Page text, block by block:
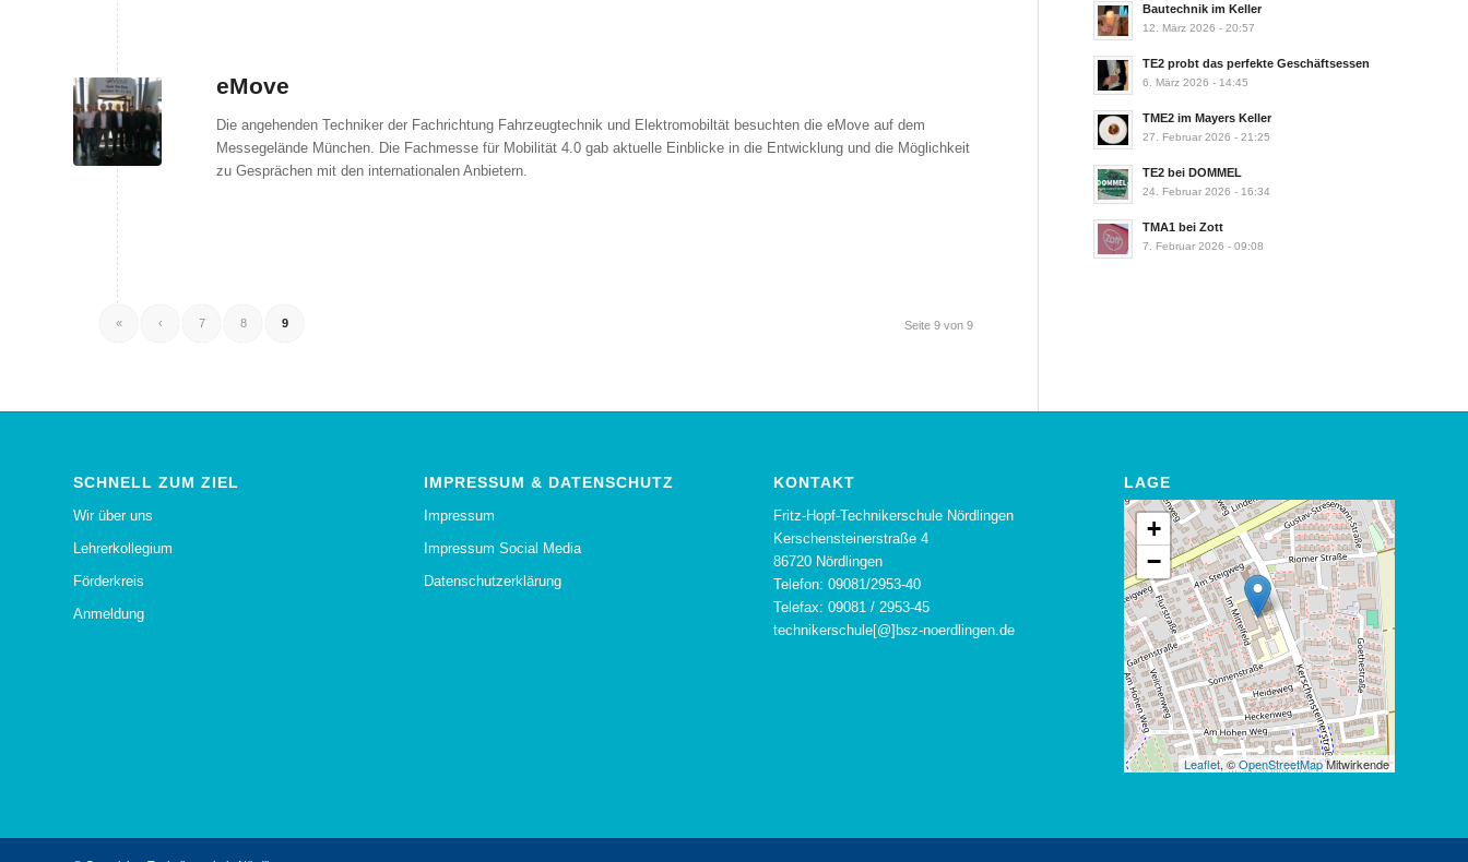
eMove
Die angehenden Techniker der Fachrichtung Fahrzeugtechnik und Elektromobiltät besuchten die eMove auf dem
Messegelände München. Die Fachmesse für Mobilität 4.0 gab aktuelle Einblicke in die Entwicklung und die Möglichkeit
zu Gesprächen mit den internationalen Anbietern.
Seite 9 von 9
« ‹ 7 8 9
Bautechnik im Keller
12. März 2026 - 20:57
TE2 probt das perfekte Geschäftsessen
6. März 2026 - 14:45
TME2 im Mayers Keller
27. Februar 2026 - 21:25
TE2 bei DOMMEL
24. Februar 2026 - 16:34
TMA1 bei Zott
7. Februar 2026 - 09:08
SCHNELL ZUM ZIEL
Wir über uns
Lehrerkollegium
Förderkreis
Anmeldung
IMPRESSUM & DATENSCHUTZ
Impressum
Impressum Social Media
Datenschutzerklärung
KONTAKT
Fritz-Hopf-Technikerschule Nördlingen
Kerschensteinerstraße 4
86720 Nördlingen
Telefon: 09081/2953-40
Telefax: 09081 / 2953-45
technikerschule[@]bsz-noerdlingen.de
LAGE
+
−
Leaflet, ©OpenStreetMapMitwirkende